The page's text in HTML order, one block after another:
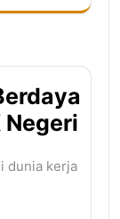
Negeri
dunia kerja